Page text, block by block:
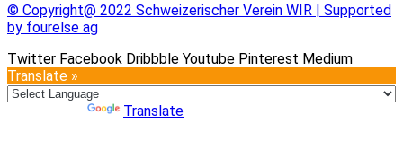
© Copyright@ 2022 Schweizerischer Verein WIR | Supported
by fourelse ag
Twitter Facebook Dribbble Youtube Pinterest Medium
Translate »
Translate